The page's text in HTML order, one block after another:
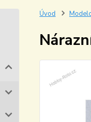
Úvod